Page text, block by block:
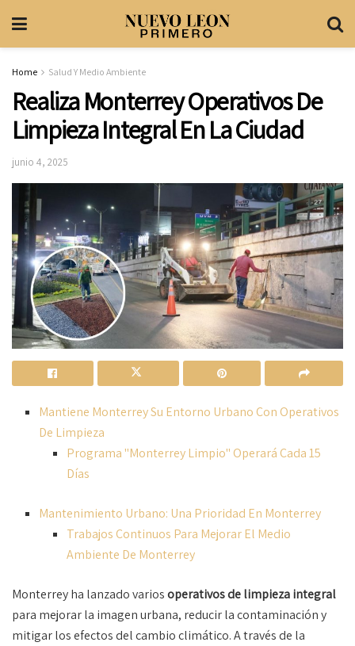
Home Salud Y Medio Ambiente
Realiza Monterrey Operativos De
Limpieza Integral En La Ciudad
junio 4, 2025
Mantiene Monterrey Su Entorno Urbano Con Operativos
De Limpieza
Programa "Monterrey Limpio" Operará Cada 15
Días
Mantenimiento Urbano: Una Prioridad En Monterrey
Trabajos Continuos Para Mejorar El Medio
Ambiente De Monterrey
Monterrey ha lanzado variosoperativos de limpieza integral
para mejorar la imagen urbana, reducir la contaminación y
mitigar los efectos del cambio climático. A través de la